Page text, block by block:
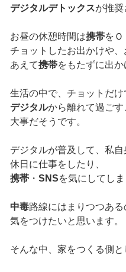
デジタルデトックスが推奨
お昼の休憩時間は携帯をＯ
チョットしたお出かけや、
あえて携帯をもたずに出か
生活の中で、チョットだけ
デジタルから離れて過ごす
大事だそうです。
デジタルが普及して、私自
休日に仕事をしたり、
携帯・ SNSを気にしてし
中毒路線にはまりつつある
気をつけたいと思います。
そんな中、家をつくる側と